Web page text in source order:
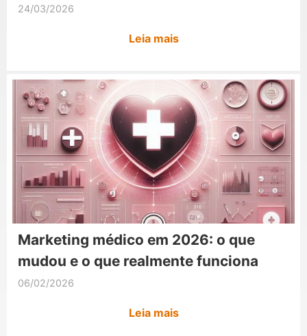
24/03/2026
Leia mais
Marketing médico em 2026: o que
mudou e o que realmente funciona
06/02/2026
Leia mais